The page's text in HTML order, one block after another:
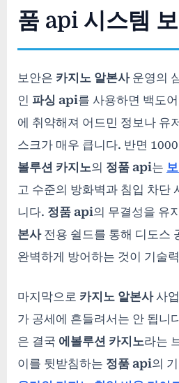
품 api 시스템
보안은 카지노 알본사운영의
인 파싱 api를 사용하면 백도
에 취약해져 어드민 정보나 유
스크가 매우 큽니다. 반면
볼루션 카지노의 정품 api는
고 수준의 방화벽과 침입 차단
니다. 정품 api의 무결성을 유
본사전용 쉴드를 통해 디도스
완벽하게 방어하는 것이 기술
마지막으로 카지노 알본사사
가 공세에 흔들려서는 안 됩니
은 결국 에볼루션 카지노라는
이를 뒷받침하는 정품 api의